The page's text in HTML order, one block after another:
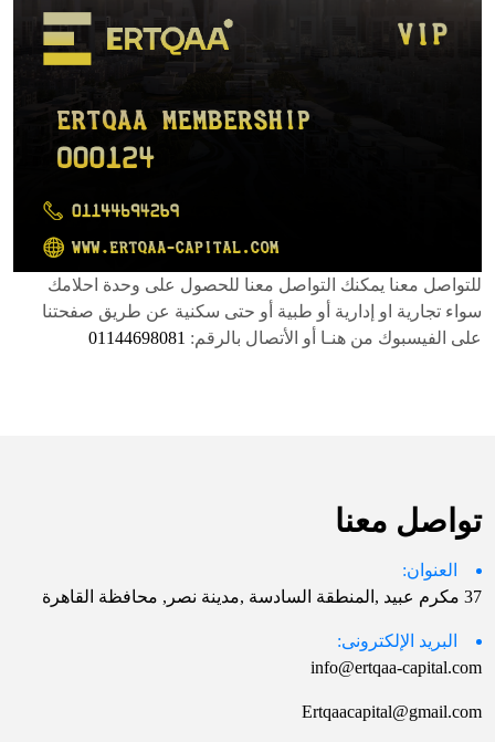
للتواصل معنا يمكنك التواصل معنا للحصول على وحدة احلامك
سواء تجارية او إدارية أو طبية أو حتى سكنية عن طريق صفحتنا
على الفيسبوك من هنـا أو الأتصال بالرقم: 01144698081
تواصل معنا
العنوان:
37 مكرم عبيد ,المنطقة السادسة ,مدينة نصر, محافظة القاهرة
البريد الإلكترونى:
info@ertqaa-capital.com
Ertqaacapital@gmail.com